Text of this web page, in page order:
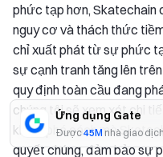
Ứng dụng Gate
Được45M nhà giao
phức tạp hơn, Skatechain
nguy cơ và thách thức
chỉ xuất phát từ sự phức
sự cạnh tranh tăng lên
quy định toàn cầu đang
chúng tôi sẽ xem xét chi
khám phá cách mà
quyết chúng, đảm bảo sự